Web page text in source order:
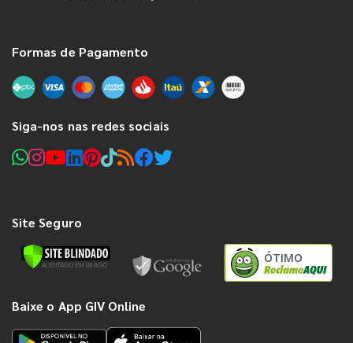
Formas de Pagamento
Siga-nos nas redes sociais
Site Seguro
ÓTIMO
Baixe o App GIV Online